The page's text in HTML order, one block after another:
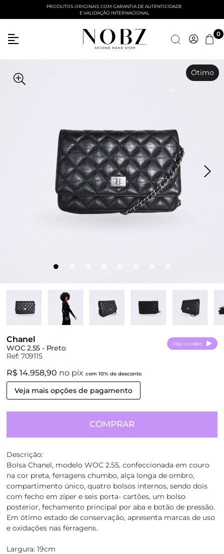
Entre com email ou cpf/cnpj
PRODUTOS ORIGINAIS COM GARANTIA DE AUTENTICIDADE
E VALIDAÇÃO INTERNACIONAL
0
Ótimo
Chanel
WOC 2.55 - Preto
Ref: 709115
Veja o vídeo
R$ 14.958,90 no pix com 10% de desconto
Veja mais opções de pagamento
COMPRAR
Descrição:
Bolsa Chanel, modelo WOC 2.55, confeccionada em couro
na cor preta, ferragens chumbo, alça longa de ombro,
compartimento único, quatro bolsos internos, sendo dois
com fecho em zíper e seis porta- cartões, um bolso
posterior, fechamento principal por aba e botão de pressão.
Em ótimo estado de conservação, apresenta marcas de uso
e oxidações nas ferragens.
Largura: 19cm